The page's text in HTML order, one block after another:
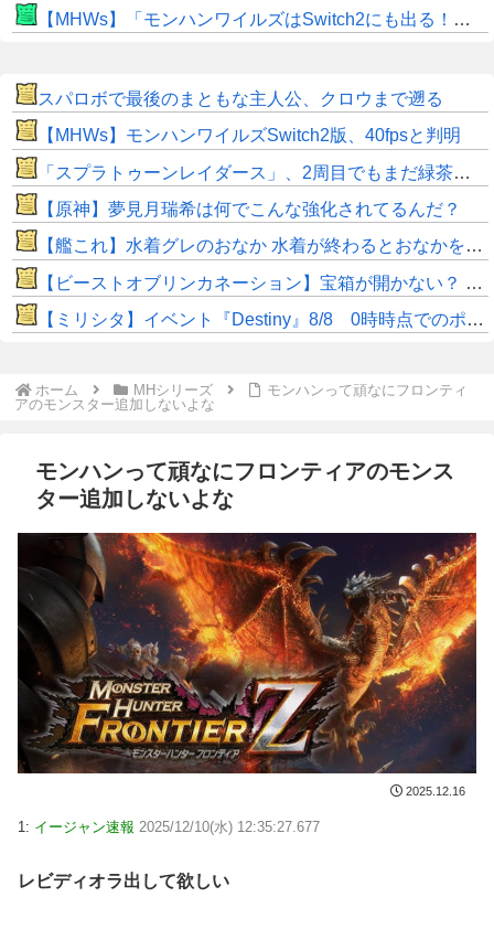
【MHWs】「モンハンワイルズはSwitch2にも出る！」👈こいつにかけたい言葉ｗｗｗｗｗｗｗｗｗ
スパロボで最後のまともな主人公、クロウまで遡る
【MHWs】モンハンワイルズSwitch2版、40fpsと判明
「スプラトゥーンレイダース」、2周目でもまだ緑茶ｗｗｗｗｗｗ
【原神】夢見月瑞希は何でこんな強化されてるんだ？
【艦これ】水着グレのおなか 水着が終わるとおなかを隠してしまうから今のうちに堪能しておく 他
【ビーストオブリンカネーション】宝箱が開かない？ パスワードやマップ仕様に不満
【ミリシタ】イベント『Destiny』8/8 0時時点でのポイント、ハイスコアのボーダー
ホーム MHシリーズ
モンハンって頑なにフロンティ
アのモンスター追加しないよな
モンハンって頑なにフロンティアのモンス
ター追加しないよな
2025.12.16
1: イージャン速報 2025/12/10(水) 12:35:27.677
レビディオラ出して欲しい